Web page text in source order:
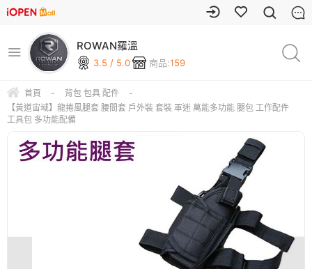
ROWAN羅溫
3.5 / 5.0 商品:159
首頁 - 背包 包具 配件
-
【黃道宙域】龍捲風腿套 腰間套 戶外裝 套裝 軍迷 萬能多功能 腿包 工作配件
工具包 多功能配備